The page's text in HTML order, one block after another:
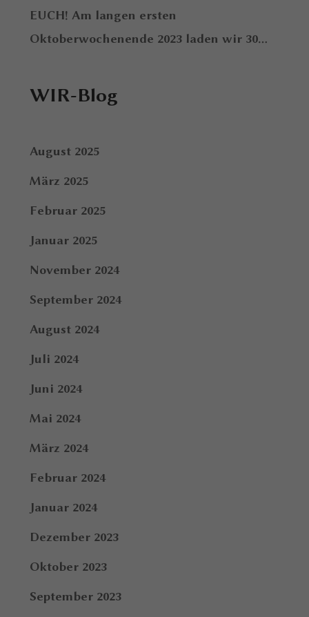
EUCH! Am langen ersten
Oktoberwochenende 2023 laden wir 30...
WIR-Blog
August 2025
März 2025
Februar 2025
Januar 2025
November 2024
September 2024
August 2024
Juli 2024
Juni 2024
Mai 2024
März 2024
Februar 2024
Januar 2024
Dezember 2023
Oktober 2023
September 2023